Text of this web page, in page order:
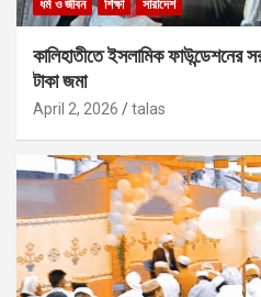
ধর্ম ও জীবন শিক্ষা সারাদেশ
কালিহাতীতে ইসলামিক ফাউন্ডেশনের
টাকা জমা
April 2, 2026 talas